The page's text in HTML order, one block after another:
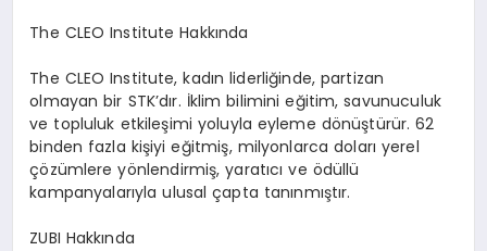
The CLEO Institute Hakkında
The CLEO Institute, kadın liderliğinde, partizan
olmayan bir STK’dır. İklim bilimini eğitim, savunuculuk
ve topluluk etkileşimi yoluyla eyleme dönüştürür. 62
binden fazla kişiyi eğitmiş, milyonlarca doları yerel
çözümlere yönlendirmiş, yaratıcıve ödüllü
kampanyalarıyla ulusal çapta tanınmıştır.
ZUBI Hakkında